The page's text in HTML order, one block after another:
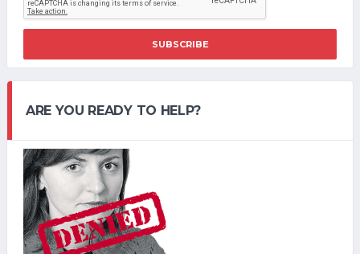
SUBSCRIBE
ARE YOU READY TO HELP?